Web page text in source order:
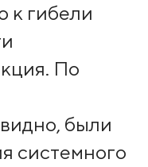
к гибели
По
были
системного